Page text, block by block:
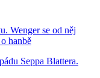
Wenger se od něj
hanbě
Seppa Blattera.